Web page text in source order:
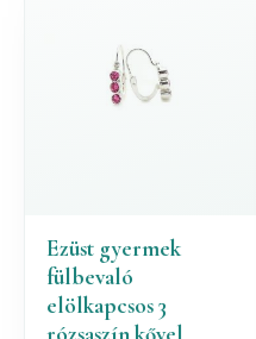
Ezüst gyermek
fülbevaló
elölkapcsos 3